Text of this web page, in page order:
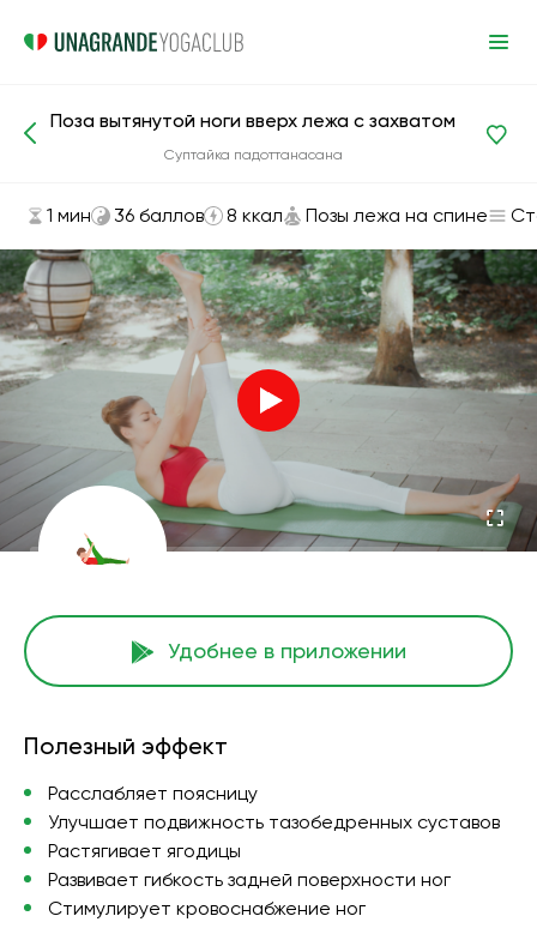
Асаны и упражнения
Поза вытянутой ноги вверх лежа с захватом
Суптайка падоттанасана
1 мин 36 баллов 8 ккал Позы лежа на спине
Удобнее в приложении
Полезный эффект
Расслабляет поясницу
Улучшает подвижность тазобедренных суставов
Растягивает ягодицы
Развивает гибкость задней поверхности ног
Стимулирует кровоснабжение ног